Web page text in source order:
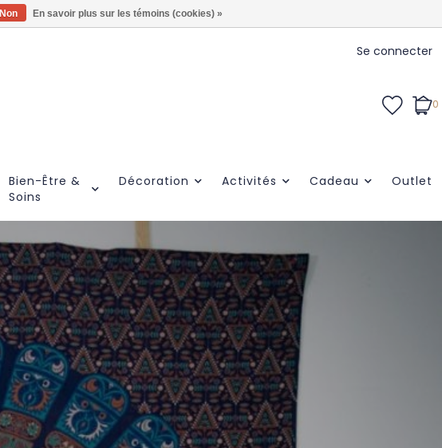
Se connecter
0
Bien-Être &
Soins
Décoration Activités Cadeau Outlet
Non En savoir plus sur les témoins (cookies) »